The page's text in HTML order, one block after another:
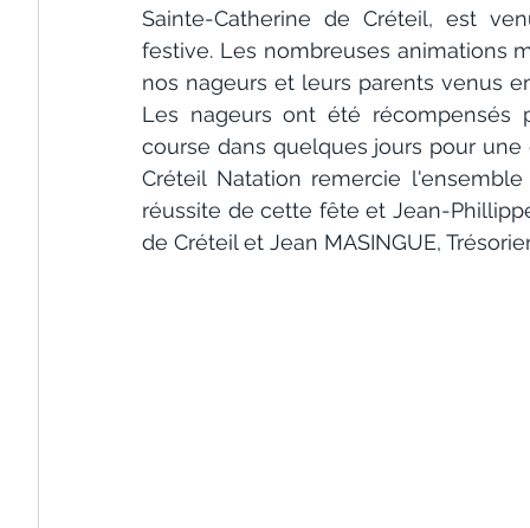
Sainte-Catherine de Créteil, est
festive. Les nombreuses animations
nos nageurs et leurs parents venus
Les nageurs ont été récompensés
course dans quelques jours pour une
Créteil Natation remercie
réussite de cette fête et Jean-
de Créteil et Jean MASINGUE,